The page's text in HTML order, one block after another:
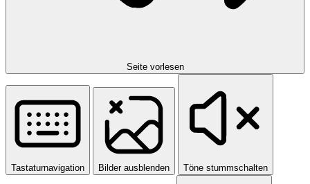
Seite vorlesen
Tastaturnavigation Bilder ausblenden Töne stummschalten